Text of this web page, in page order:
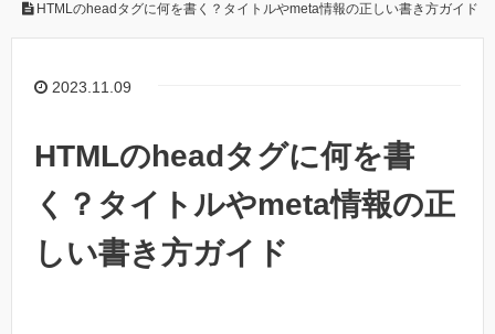
HTMLのheadタグに何を書く？タイトルやmeta情報の正しい書き方ガイド
2023.11.09
HTMLのheadタグに何を書
く？タイトルやmeta情報の正
しい書き方ガイド